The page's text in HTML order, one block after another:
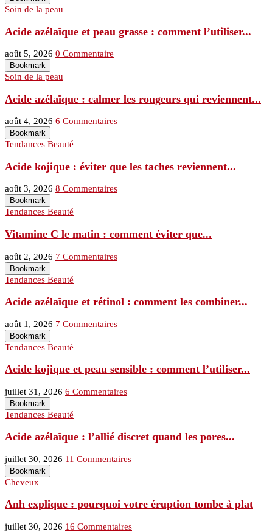
Soin de la peau
Acide azélaïque et peau grasse : comment l’utiliser...
août 5, 2026 0 Commentaire
Bookmark
Soin de la peau
Acide azélaïque : calmer les rougeurs qui reviennent...
août 4, 2026 6 Commentaires
Bookmark
Tendances Beauté
Acide kojique : éviter que les taches reviennent...
août 3, 2026 8 Commentaires
Bookmark
Tendances Beauté
Vitamine C le matin : comment éviter que...
août 2, 2026 7 Commentaires
Bookmark
Tendances Beauté
Acide azélaïque et rétinol : comment les combiner...
août 1, 2026 7 Commentaires
Bookmark
Tendances Beauté
Acide kojique et peau sensible : comment l’utiliser...
juillet 31, 2026 6 Commentaires
Bookmark
Tendances Beauté
Acide azélaïque : l’allié discret quand les pores...
juillet 30, 2026 11 Commentaires
Bookmark
Cheveux
Anh explique : pourquoi votre éruption tombe à plat
juillet 30, 2026 16 Commentaires